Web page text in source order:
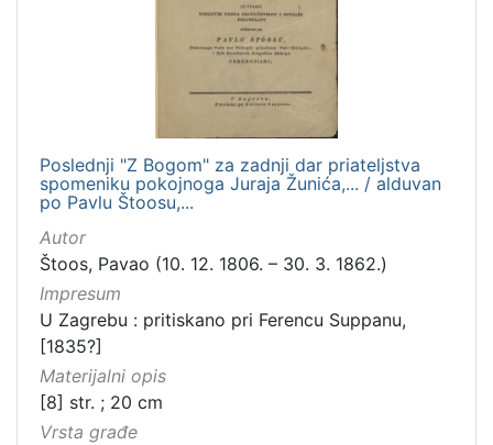
Poslednji "Z Bogom" za zadnji dar priateljstva
spomeniku pokojnoga Juraja Žunića,... / alduvan
po Pavlu Štoosu,...
Autor
Štoos, Pavao (10. 12. 1806. – 30. 3. 1862.)
Impresum
U Zagrebu : pritiskano pri Ferencu Suppanu,
[1835?]
Materijalni opis
[8] str. ; 20 cm
Vrsta građe